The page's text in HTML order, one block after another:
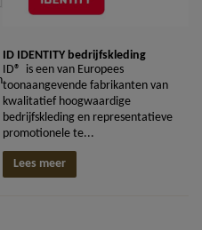
ID IDENTITY bedrijfskleding
ID® is een van Europees
toonaangevende fabrikanten van
kwalitatief hoogwaardige
bedrijfskleding en representatieve
promotionele te...
Lees meer